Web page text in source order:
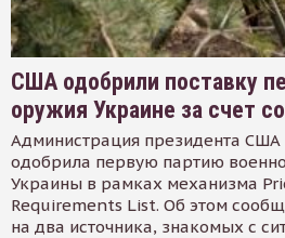
США одобрили поставку
оружия Украине за счет
Администрация президента
одобрила первую партию
Украины в рамках механизма
Requirements List. Об этом
на два источника, знакомых с